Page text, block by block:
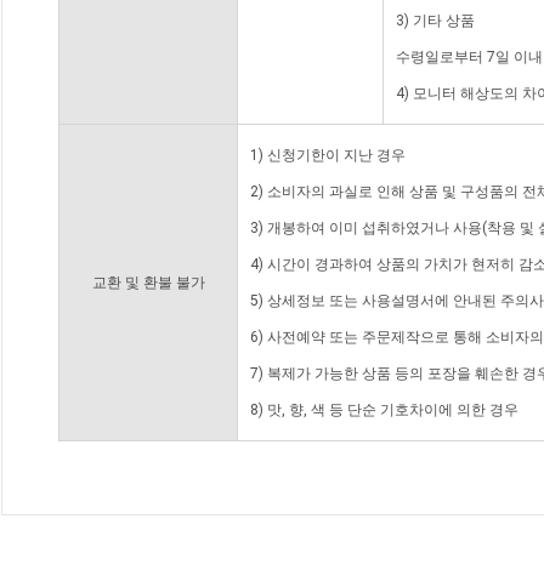
3) 기타 상품
수령일로부터 7일 이
4) 모니터 해상도의 차
교환 및 환불 불가
1) 신청기한이 지난 경우
2) 소비자의 과실로 인해 상품 및 구성품의
3) 개봉하여 이미 섭취하였거나 사용(착용 및
4) 시간이 경과하여 상품의 가치가 현저히 감
5) 상세정보 또는 사용설명서에 안내된 주의
6) 사전예약 또는 주문제작으로 통해 소비자
7) 복제가 가능한 상품 등의 포장을 훼손한 경
8) 맛, 향, 색 등 단순 기호차이에 의한 경우